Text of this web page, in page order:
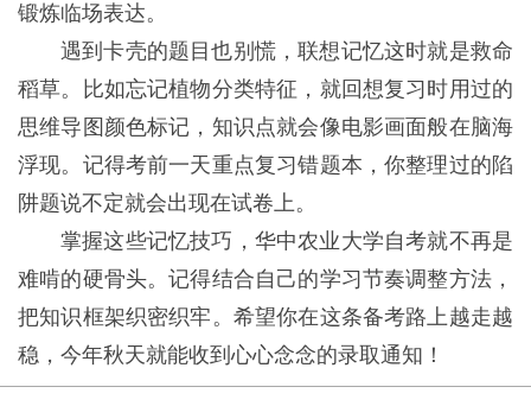
锻炼临场表达。
遇到卡壳的题目也别慌，联想记忆这时就是救命
稻草。比如忘记植物分类特征，就回想复习时用过的
思维导图颜色标记，知识点就会像电影画面般在脑海
浮现。记得考前一天重点复习错题本，你整理过的陷
阱题说不定就会出现在试卷上。
掌握这些记忆技巧，华中农业大学自考就不再是
难啃的硬骨头。记得结合自己的学习节奏调整方法，
把知识框架织密织牢。希望你在这条备考路上越走越
稳，今年秋天就能收到心心念念的录取通知！